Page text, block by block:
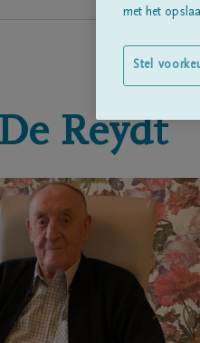
De Reydt
met het
Stel